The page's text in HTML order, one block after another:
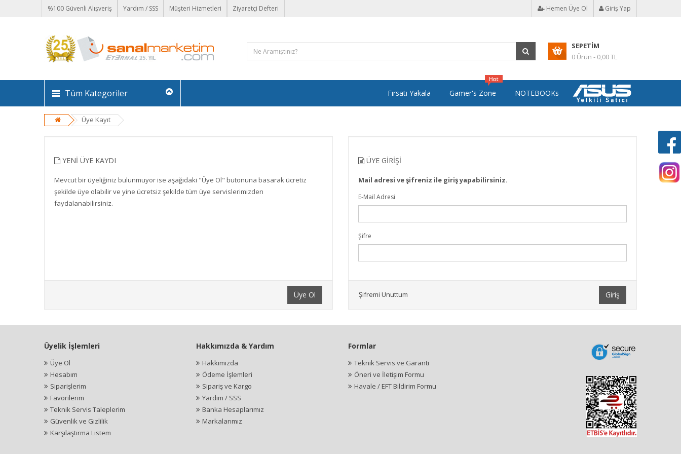
%100 Güvenli Alışveriş Yardım / SSS Müşteri Hizmetleri Ziyaretçi Defteri Hemen Üye Ol Giriş Yap
SEPETIM
0 Ürün - 0,00 TL
Tüm Kategoriler Fırsatı Yakala Gamer's Zone NOTEBOOKs
Üye Kayıt
YENI ÜYE KAYDI
Mevcut bir üyeliğiniz bulunmuyor ise aşağıdaki "Üye Ol" butonuna basarak ücretiz
şekilde üye olabilir ve yine ücretsiz şekilde tüm üye servislerimizden
faydalanabilirsiniz.
Üye Ol
ÜYE GIRIŞI
Mail adresi ve şifreniz ile giriş yapabilirsiniz.
E-Mail Adresi
Şifre
Şifremi Unuttum
Üyelik İşlemleri
Üye Ol
Hesabım
Siparişlerim
Favorilerim
Teknik Servis Taleplerim
Güvenlik ve Gizlilik
Karşılaştırma Listem
Hakkımızda & Yardım
Hakkımızda
Ödeme İşlemleri
Sipariş ve Kargo
Yardım / SSS
Banka Hesaplarımız
Markalarımız
Formlar
Teknik Servis ve Garanti
Öneri ve İletişim Formu
Havale / EFT Bildirim Formu